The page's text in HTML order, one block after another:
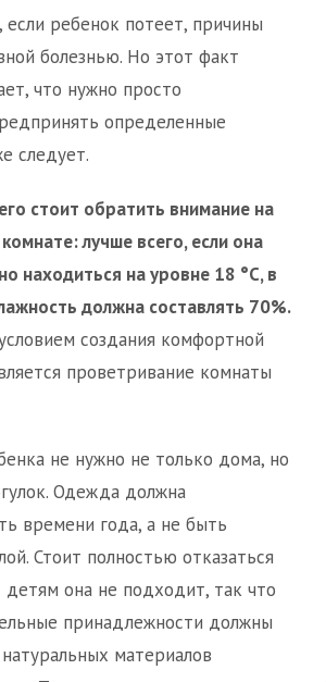
если ребенок потеет, причины
болезнью. Но этот факт
что нужно просто
определенные
следует.
стоит обратить внимание на
лучше всего, если она
находиться на уровне 18 °С, в
должна составлять 70%.
создания комфортной
проветривание комнаты
не нужно не только дома, но
Одежда должна
времени года, а не быть
Стоит полностью отказаться
детям она не подходит, так что
принадлежности должны
материалов